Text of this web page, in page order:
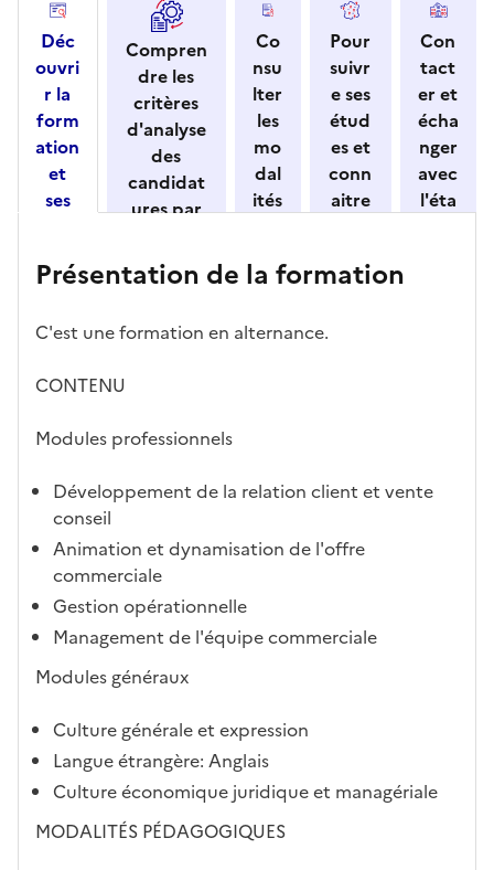
Déc
ouvri
r la
form
ation
et
ses
stiqu
Compren
dre les
critères
d'analyse
des
candidat
ures par
ment
Co
nsu
lter
les
mo
dal
ités
ndi
ure
Pour
suivr
e ses
étud
es et
conn
aitre
uché
Con
tact
er et
écha
nger
avec
l'éta
Présentation de la formation
C'est une formation en alternance.
CONTENU
Modules professionnels
Développement de la relation client et vente
conseil
Animation et dynamisation de l'offre
commerciale
Gestion opérationnelle
Management de l'équipe commerciale
Modules généraux
Culture générale et expression
Langue étrangère: Anglais
Culture économique juridique et managériale
MODALITÉS PÉDAGOGIQUES